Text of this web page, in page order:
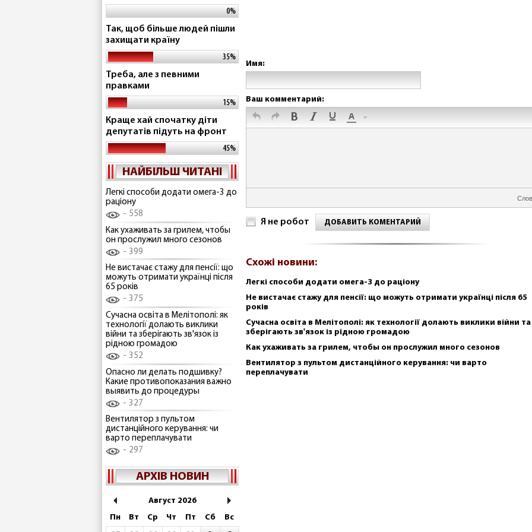
0%
Так, щоб більше людей пішли
захищати країну
35%
Треба, але з певними
правками
15%
Краще хай спочатку діти
депутатів підуть на фронт
45%
НАЙБІЛЬШ ЧИТАНІ
Легкі способи додати омега-3 до
раціону
558
Как ухаживать за грилем, чтобы
он прослужил много сезонов
399
Не вистачає стажу для пенсії: що
можуть отримати українці після
65 років
375
Сучасна освіта в Мелітополі: як
технології долають виклики
війни та зберігають зв'язок із
рідною громадою
352
Опасно ли делать подшивку?
Какие противопоказания важно
выявить до процедуры
327
Вентилятор з пультом
дистанційного керування: чи
варто переплачувати
297
АРХІВ НОВИН
Август 2026
Пн
Вт Ср Чт Пт Сб
Вс
Имя:
Ваш комментарий:
Я не робот ДОБАВИТЬ КОМЕНТАРИЙ
Схожі новини:
Легкі способи додати омега-3 до раціону
Не вистачає стажу для пенсії: що можуть отримати українці після 65
років
Сучасна освіта в Мелітополі: як технології долають виклики війни та
зберігають зв'язок із рідною громадою
Как ухаживать за грилем, чтобы он прослужил много сезонов
Вентилятор з пультом дистанційного керування: чи варто
переплачувати